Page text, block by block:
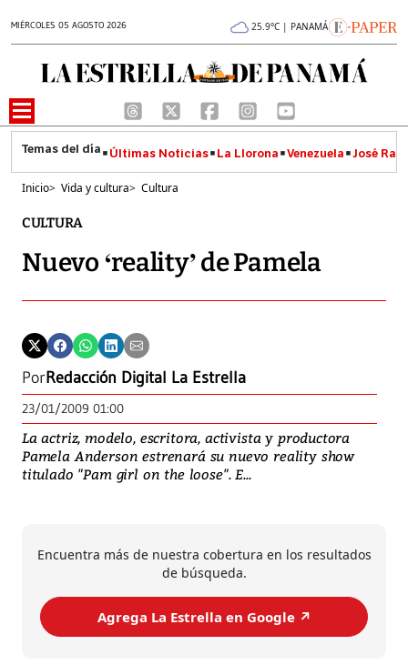
MIÉRCOLES 05 AGOSTO 2026 25.9°C | PANAMÁ
Últimas Noticias La Llorona Venezuela José
Inicio> Vida y cultura> Cultura
CULTURA
Nuevo ‘reality’ de Pamela
PorRedacción Digital La Estrella
23/01/2009 01:00
La actriz, modelo, escritora, activista y productora
Pamela Anderson estrenará su nuevo reality show
titulado "Pam girl on the loose". E...
Encuentra más de nuestra cobertura en los resultados
de búsqueda.
Agrega La Estrella en Google ↗️